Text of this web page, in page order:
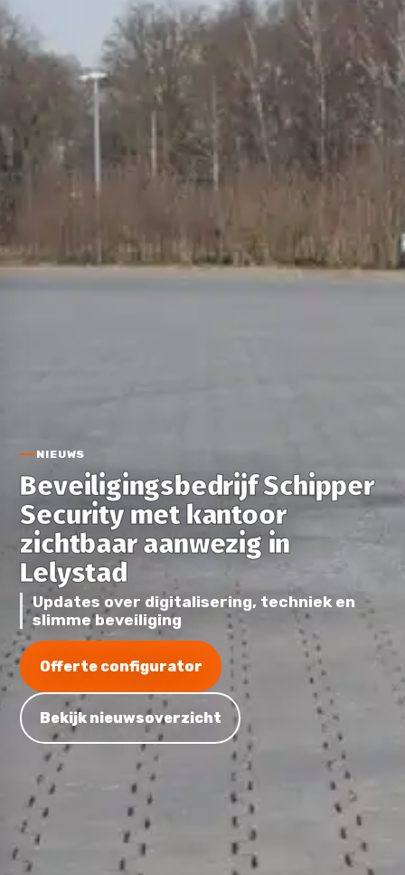
NIEUWS
Beveiligingsbedrijf Schipper
Security met kantoor
zichtbaar aanwezig in
Lelystad
Updates over digitalisering, techniek en
slimme beveiliging
Offerte configurator
Bekijk nieuwsoverzicht